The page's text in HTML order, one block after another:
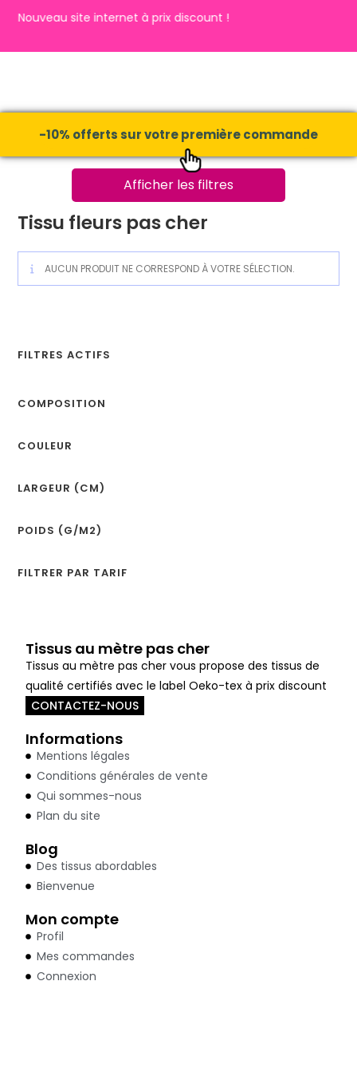
Nouveau site internet à prix discount !
-10% offerts sur votre première commande
Afficher les filtres
Tissu fleurs pas cher
AUCUN PRODUIT NE CORRESPOND À VOTRE SÉLECTION.
FILTRES ACTIFS
COMPOSITION
COULEUR
LARGEUR (CM)
POIDS (G/M2)
FILTRER PAR TARIF
Tissus au mètre pas cher
Tissus au mètre pas cher vous propose des tissus de
qualité certifiés avec le label Oeko-tex à prix discount
CONTACTEZ-NOUS
Informations
Mentions légales
Conditions générales de vente
Qui sommes-nous
Plan du site
Blog
Des tissus abordables
Bienvenue
Mon compte
Profil
Mes commandes
Connexion